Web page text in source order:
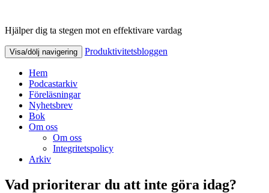
Produktivitetsbloggen
Hjälper dig ta stegen mot en effektivare vardag
Visa/dölj navigering Produktivitetsbloggen
Hem
Podcastarkiv
Föreläsningar
Nyhetsbrev
Bok
Om oss
Om oss
Integritetspolicy
Arkiv
Vad prioriterar du att inte göra idag?